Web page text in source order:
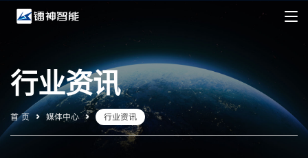
行业资讯
首 页 媒体中心 行业资讯